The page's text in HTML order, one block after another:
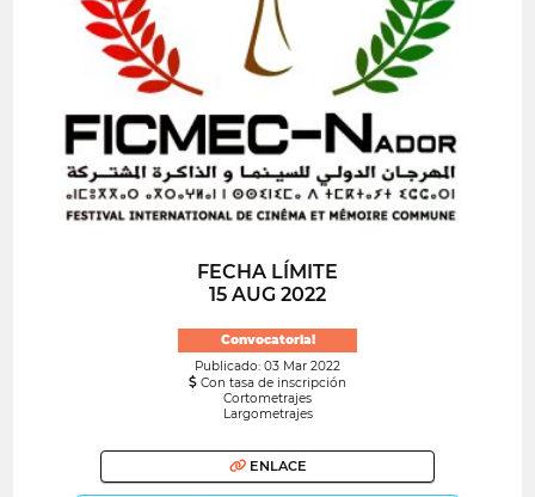
FECHA LÍMITE
15 AUG 2022
Convocatoria!
Publicado: 03 Mar 2022
Con tasa de inscripción
Cortometrajes
Largometrajes
ENLACE